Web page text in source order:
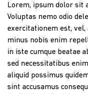
Lorem, ipsum dolor sit
Voluptas nemo odio
exercitationem est,
minus nobis enim
in iste cumque beatae
sed necessitatibus
aliquid possimus
sint accusamus